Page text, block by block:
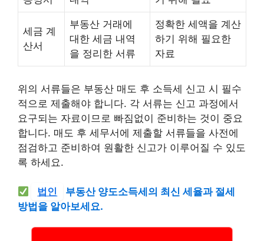
세금 계
산서
부동산 거래에
대한 세금 내역
을 정리한 서류
정확한 세액을 계산
하기 위해 필요한
자료
위의 서류들은 부동산 매도 후 소득세 신고 시 필수
적으로 제출해야 합니다. 각 서류는 신고 과정에서
요구되는 자료이므로 빠짐없이 준비하는 것이 중요
합니다. 매도 후 세무서에 제출할 서류들을 사전에
점검하고 준비하여 원활한 신고가 이루어질 수 있도
록 하세요.
법인
부동산 양도소득세의 최신 세율과 절세
방법을 알아보세요.